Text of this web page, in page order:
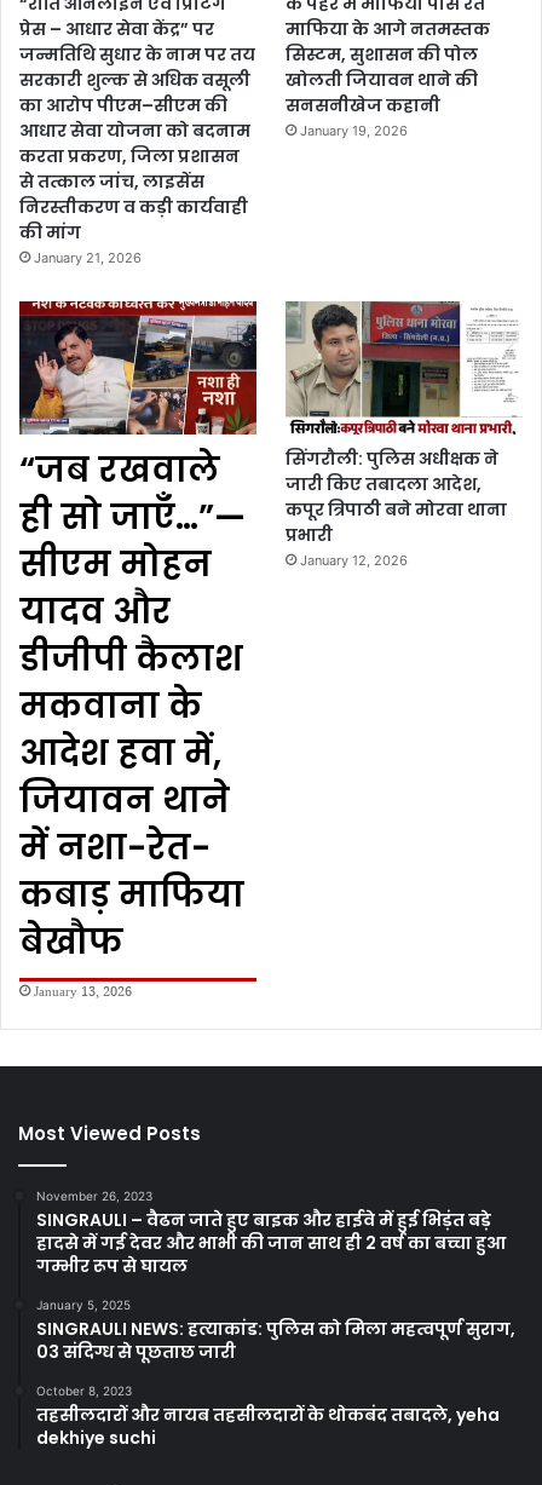
प्रेस – आधार सेवा केंद्र” पर
जन्मतिथि सुधार के नाम पर तय
सरकारी शुल्क से अधिक वसूली
का आरोप पीएम–सीएम की
आधार सेवा योजना को बदनाम
करता प्रकरण, जिला प्रशासन
से तत्काल जांच, लाइसेंस
निरस्तीकरण व कड़ी कार्यवाही
की मांग
January 21, 2026
माफिया के आगे नतमस्तक
सिस्टम, सुशासन की पोल
खोलती जियावन थाने की
सनसनीखेज कहानी
January 19, 2026
“जब रखवाले
ही सो जाएँ…”—
सीएम मोहन
यादव और
डीजीपी कैलाश
मकवाना के
आदेश हवा में,
जियावन थाने
में नशा-रेत-
कबाड़ माफिया
बेखौफ
January 13, 2026
सिंगरौली: पुलिस अधीक्षक ने
जारी किए तबादला आदेश,
कपूर त्रिपाठी बने मोरवा थाना
प्रभारी
January 12, 2026
Most Viewed Posts
November 26, 2023
SINGRAULI – वैढन जाते हुए बाइक और हाईवे में हुई भिड़ंत बड़े
हादसे में गई देवर और भाभी की जान साथ ही 2 वर्ष का बच्चा हुआ
गम्भीर रूप से घायल
January 5, 2025
SINGRAULI NEWS: हत्याकांड: पुलिस को मिला महत्वपूर्ण सुराग,
03 संदिग्ध से पूछताछ जारी
October 8, 2023
तहसीलदारों और नायब तहसीलदारों के थोकबंद तबादले, yeha
dekhiye suchi